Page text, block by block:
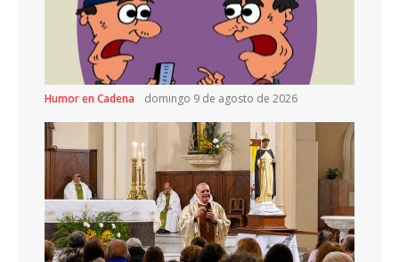
Humor en Cadena domingo 9 de agosto de 2026